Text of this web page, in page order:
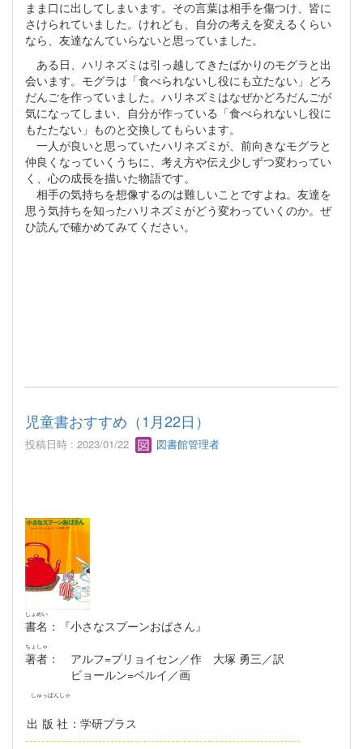
まま口に出してしまいます。その言葉は相手を傷つけ、皆に
さけられていました。けれども、自分の考えを変えるくらい
なら、友達なんていらないと思っていました。
ある日、ハリネズミは引っ越してきたばかりのモグラと出
会います。モグラは「食べられないし役にも立たない」どろ
だんごを作っていました。ハリネズミはなぜかどろだんごが
気になってしまい、自分が作っている「食べられないし役に
もたたない」ものと交換してもらいます。
一人が良いと思っていたハリネズミが、前向きなモグラと
仲良くなっていくうちに、考え方や伝え少しずつ変わってい
く、心の成長を描いた物語です。
相手の気持ちを想像するのは難しいことですよね。友達を
思う気持ちを知ったハリネズミがどう変わっていくのか。ぜ
ひ読んで確かめてみてください。
児童書おすすめ（1月22日）
投稿日時 : 2023/01/22 図書館管理者
書名
しょめい
：『小さなスプーンおばさん』
著者
ちょしゃ
： アルフ=プリョイセン／作 大塚 勇三／訳
ビョールン=ベルイ／画
出版社
しゅっぱんしゃ
：学研プラス
--------------------------------------------------------------------